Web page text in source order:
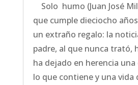
Solo humo (Juan José
que cumple dieciocho
un extraño regalo: la
padre, al que nunca trató,
ha dejado en herencia
lo que contiene y una vida